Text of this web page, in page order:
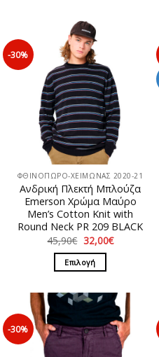
-30%
ΦΘΙΝΟΠΩΡΟ-ΧΕΙΜΩΝΑΣ 2020-21
Ανδρική Πλεκτή Μπλούζα
Emerson Χρώμα Μαύρο
Men’s Cotton Knit with
Round Neck PR 209 BLACK
45,90€ Original
price
was:
45,90€.
32,00€Η
Επιλογή
το
προϊόν
έχει
πολλαπλές
παραλλαγές.
-30%